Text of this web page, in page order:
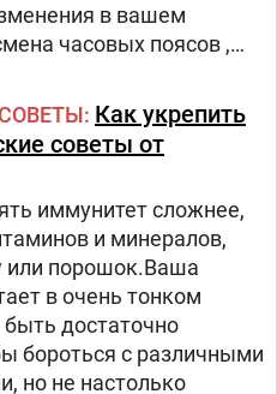
в вашем
часовых поясов ,
вредные привычки,
у вас были другие
Как укрепить
советы от
иммунитет сложнее,
и минералов,
или порошок.Ваша
в очень тонком
достаточно
бороться с различными
но не настолько